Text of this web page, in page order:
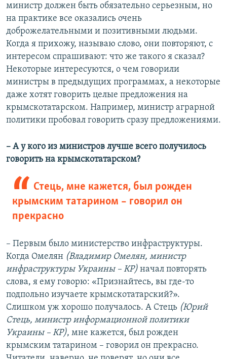
министр должен быть обязательно серьезным, но
на практике все оказались очень
доброжелательными и позитивными людьми.
Когда я прихожу, называю слово, они повторяют, с
интересом спрашивают: что же такого я сказал?
Некоторые интересуются, о чем говорили
министры в предыдущих программах, а некоторые
даже хотят говорить целые предложения на
крымскотатарском. Например, министр аграрной
политики пробовал говорить сразу предложениями.​
– А у кого из министров лучше всего получилось
говорить на крымскотатарском?
Стець, мне кажется, был рожден
крымским татарином – говорил он
прекрасно
– Первым было министерство инфраструктуры.
Когда Омелян (Владимир Омелян, министр
инфраструктуры Украины – КР) начал повторять
слова, я ему говорю: «Признайтесь, вы где-то
подпольно изучаете крымскотатарский?».
Слишком уж хорошо получалось. А Стець (Юрий
Стець, министр информационной политики
Украины – КР), мне кажется, был рожден
крымским татарином – говорил он прекрасно.